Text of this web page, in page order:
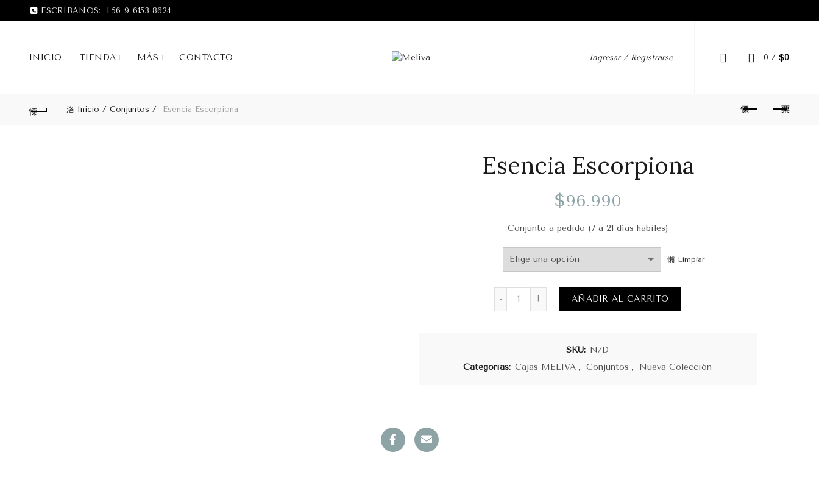
ESCRIBANOS: +56 9 6153 8624
INICIO TIENDA MÁS CONTACTO Ingresar / Registrarse 0 / $0
Inicio Conjuntos Esencia Escorpiona
Esencia Escorpiona
$96.990
Conjunto a pedido (7 a 21 días hábiles)
Limpiar
Esencia Escorpiona cantidad
AÑADIR AL CARRITO
SKU: N/D
Categorías: Cajas MELIVA , Conjuntos , Nueva Colección